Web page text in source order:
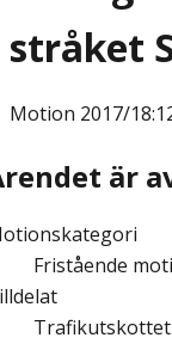
stråket
Motion 2017/
är
Fristående
Trafikutskottet